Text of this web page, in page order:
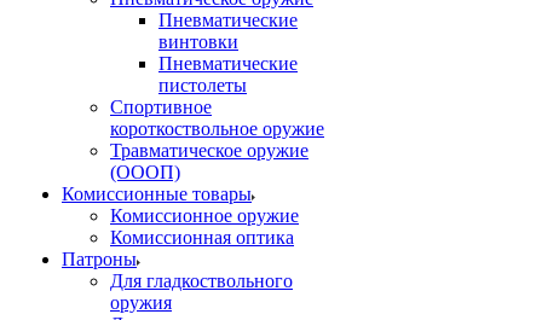
Пневматические
винтовки
Пневматические
пистолеты
Спортивное
короткоствольное оружие
Травматическое оружие
(ОООП)
Комиссионные товары
Комиссионное оружие
Комиссионная оптика
Патроны
Для гладкоствольного
оружия